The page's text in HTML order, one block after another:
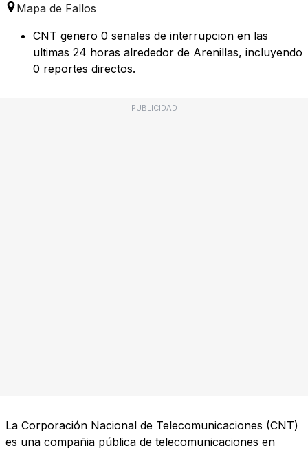
Mapa de Fallos
CNT genero 0 senales de interrupcion en las
ultimas 24 horas alrededor de Arenillas, incluyendo
0 reportes directos.
PUBLICIDAD
La Corporación Nacional de Telecomunicaciones (CNT)
es una compañia pública de telecomunicaciones en